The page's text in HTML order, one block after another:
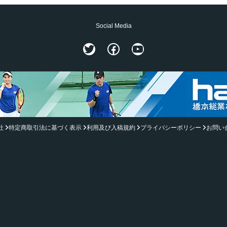
Social Media
TwitterFacebook
YouTube
特定商取引法に基づく表示 利用及び入稿規約 プライバシーポリシー お問い